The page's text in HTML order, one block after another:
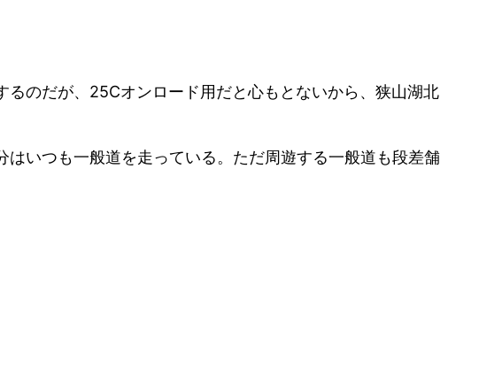
のだが、25Cオンロード用だと心もとないから、狭山湖北
いつも一般道を走っている。ただ周遊する一般道も段差舗